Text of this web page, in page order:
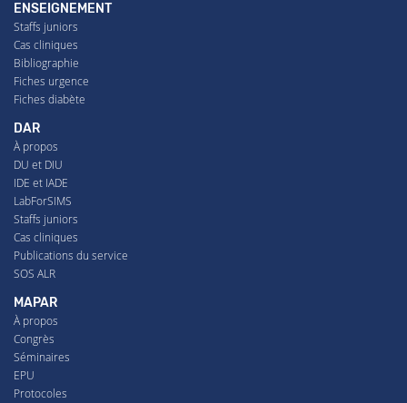
ENSEIGNEMENT
Staffs juniors
Cas cliniques
Bibliographie
Fiches urgence
Fiches diabète
DAR
À propos
DU et DIU
IDE et IADE
LabForSIMS
Staffs juniors
Cas cliniques
Publications du service
SOS ALR
MAPAR
À propos
Congrès
Séminaires
EPU
Protocoles